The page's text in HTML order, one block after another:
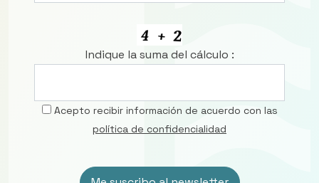
Indique la suma del cálculo :
Acepto recibir información de acuerdo con las
política de confidencialidad